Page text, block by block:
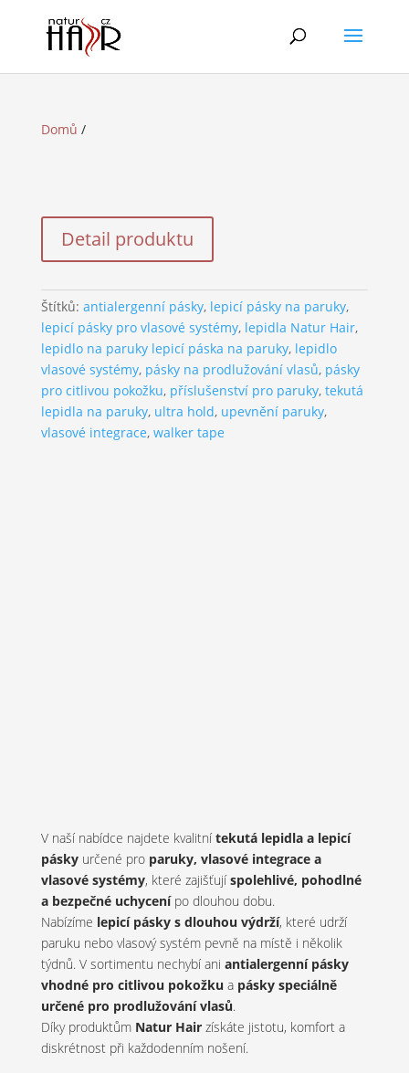
Domů /
Detail produktu
Štítků: antialergenní pásky, lepicí pásky na paruky,
lepicí pásky pro vlasové systémy, lepidla Natur Hair,
lepidlo na paruky lepicí páska na paruky, lepidlo
vlasové systémy, pásky na prodlužování vlasů, pásky
pro citlivou pokožku, příslušenství pro paruky, tekutá
lepidla na paruky, ultra hold, upevnění paruky,
vlasové integrace, walker tape
V naší nabídce najdete kvalitní tekutá lepidla a lepicí
páskyurčené pro paruky, vlasové integrace a
vlasové systémy, které zajišťují spolehlivé, pohodlné
a bezpečné uchycenípo dlouhou dobu.
Nabízíme lepicí pásky s dlouhou výdrží, které udrží
paruku nebo vlasový systém pevně na místě i několik
týdnů. V sortimentu nechybí ani antialergenní pásky
vhodné pro citlivou pokožku a pásky speciálně
určené pro prodlužování vlasů.
Díky produktům Natur Hairzískáte jistotu, komfort a
diskrétnost při každodenním nošení.